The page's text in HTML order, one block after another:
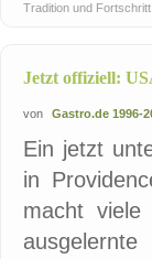
Tradition und Fortschritt
Jetzt offiziell:
von Gastro.de 1996-
Ein jetzt
in
macht viele